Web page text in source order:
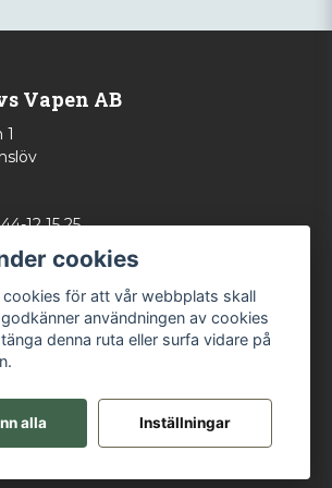
Vapen AB
12 15 25
cookies
cookies för att vår webbplats skall
användningen av cookies
denna ruta eller surfa vidare på
alla Inställningar